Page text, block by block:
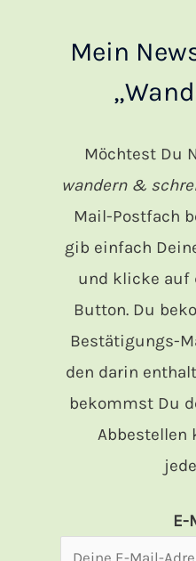
Mein
Möchtest Du
wandern &
Mail-Postfach
gib einfach
und klicke auf
Button. Du
Bestätigungs-
den darin
bekommst Du
Abbestellen
E-